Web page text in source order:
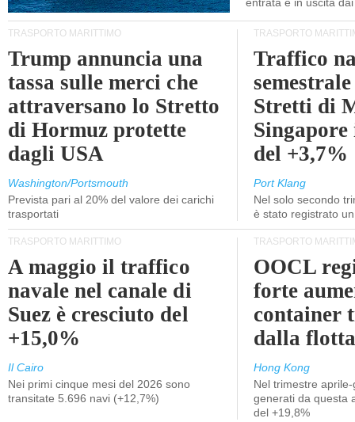
TRASPORTO MARITTIMO
Trump annuncia una
tassa sulle merci che
attraversano lo Stretto
di Hormuz protette
dagli USA
Washington/Portsmouth
Prevista pari al 20% del valore dei carichi
trasportati
TRASPORTO
Traffico
Stretti di
del +3,7%
Port Klang
Nel solo secondo
è stato registrato
TRASPORTO MARITTIMO
A maggio il traffico
navale nel canale di
Suez è cresciuto del
+15,0%
Il Cairo
Nei primi cinque mesi del 2026 sono
transitate 5.696 navi (+12,7%)
TRASPORTO
OOCL
forte
container
dalla
Hong Kong
Nel trimestre
generati da questa
del +19,8%